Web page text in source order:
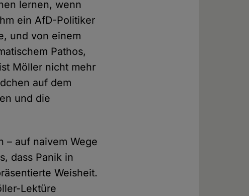
lernen, wenn
ein AfD-Politiker
und von einem
Pathos,
Möller nicht mehr
auf dem
und die
– auf naivem Wege
dass Panik in
Weisheit.
Lektüre